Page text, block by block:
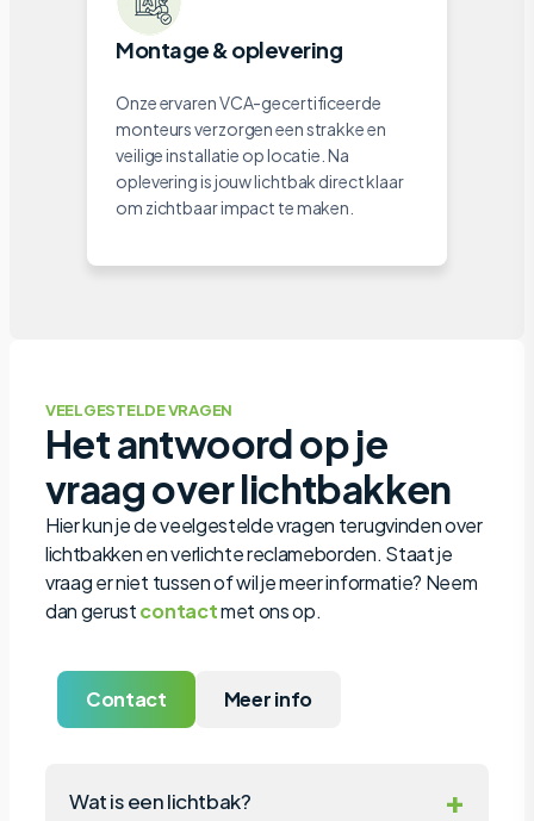
Montage & oplevering
Onze ervaren VCA-gecertificeerde
monteurs verzorgen een strakke en
veilige installatie op locatie. Na
oplevering is jouw lichtbak direct klaar
om zichtbaar impact te maken.
VEELGESTELDE VRAGEN
Het antwoord op je
vraag over lichtbakken
Hier kun je de veelgestelde vragen terugvinden over
lichtbakken en verlichte reclameborden. Staat je
vraag er niet tussen of wil je meer informatie? Neem
dan gerustcontactmet ons op.
Contact Meer info
Wat is een lichtbak? +